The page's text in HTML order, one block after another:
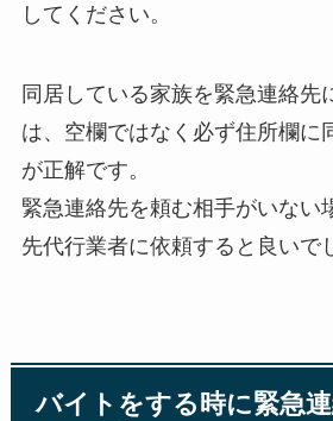
してください。
同居している家族を緊急連絡先
は、空欄ではなく必ず住所欄に
が正解です。
緊急連絡先を頼む相手がいない
先代行業者に依頼すると良いで
バイトをする時に緊急